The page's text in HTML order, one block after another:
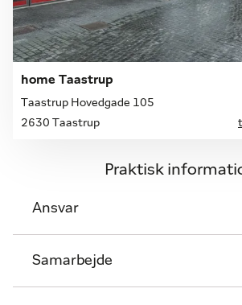
home Taastrup
Taastrup Hovedgade 105
2630 Taastrup
Praktisk
Ansvar
Samarbejde